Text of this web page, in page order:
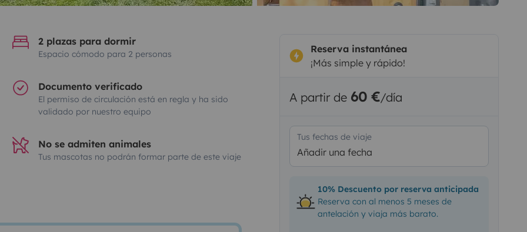
2 plazas para dormir
Espacio cómodo para 2 personas
Documento verificado
El permiso de circulación está en regla y ha sido
validado por nuestro equipo
No se admiten animales
Tus mascotas no podrán formar parte de este viaje
Reserva instantánea
¡Más simple y rápido!
A partir de 60 €/día
Tus fechas de viaje
Añadir una fecha
10% Descuento por reserva anticipada
Reserva con al menos 5 meses de
antelación y viaja más barato.